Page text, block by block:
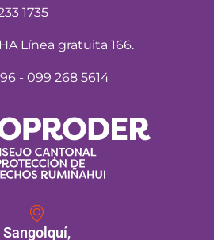
1735
Línea gratuita 166.
- 099 268 5614
Sangolquí,